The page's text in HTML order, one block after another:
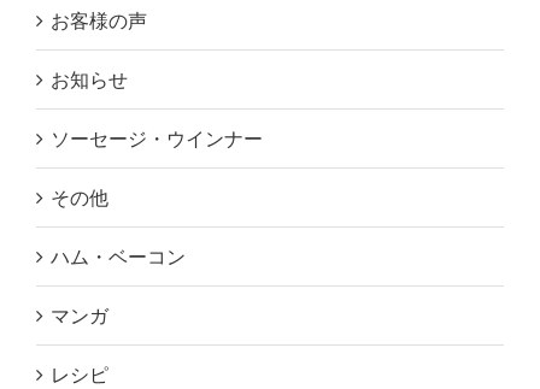
お客様の声
お知らせ
ソーセージ・ウインナー
その他
ハム・ベーコン
マンガ
レシピ